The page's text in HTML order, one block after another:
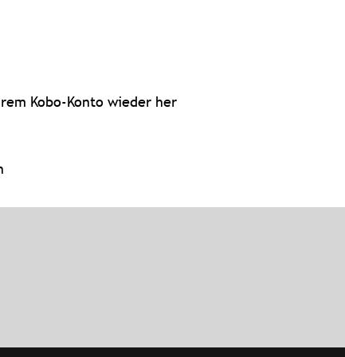
Kobo-Konto wieder her